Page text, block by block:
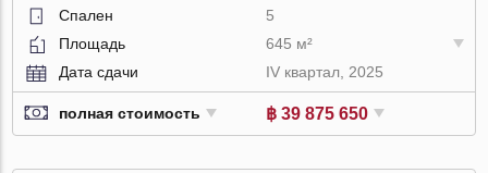
Спален
5
Площадь
645 м²
Дата сдачи
IV квартал, 2025
полная стоимость ฿ 39 875 650